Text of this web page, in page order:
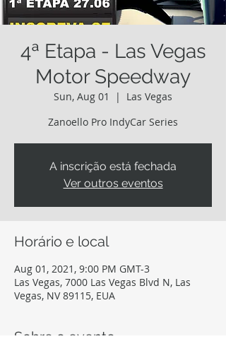
4ª Etapa - Las Vegas
Motor Speedway
Sun, Aug 01
  |
Las Vegas
Zanoello Pro IndyCar Series
A inscrição está fechada
Ver outros eventos
Horário e local
Aug 01, 2021, 9:00 PM GMT-3
Las Vegas, 7000 Las Vegas Blvd N, Las
Vegas, NV 89115, EUA
Sobre o evento